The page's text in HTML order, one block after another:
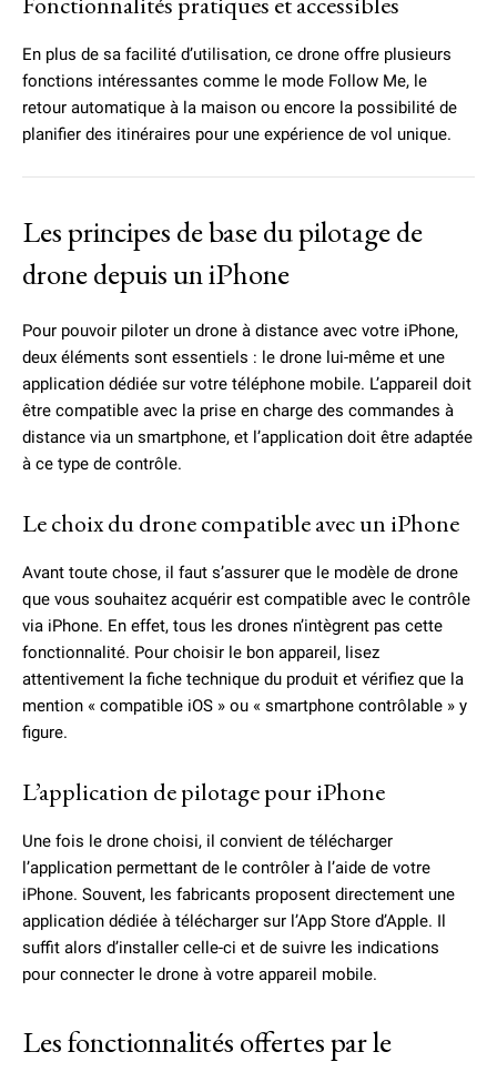
En plus de sa facilité d’utilisation, ce drone offre plusieurs
fonctions intéressantes comme le mode Follow Me, le
retour automatique à la maison ou encore la possibilité de
planifier des itinéraires pour une expérience de vol unique.
Les principes de base du pilotage de
drone depuis un iPhone
Pour pouvoir piloter un drone à distance avec votre iPhone,
deux éléments sont essentiels : le drone lui-même et une
application dédiée sur votre téléphone mobile. L’appareil doit
être compatible avec la prise en charge des commandes à
distance via un smartphone, et l’application doit être adaptée
à ce type de contrôle.
Le choix du drone compatible avec un iPhone
Avant toute chose, il faut s’assurer que le modèle de drone
que vous souhaitez acquérir est compatible avec le contrôle
via iPhone. En effet, tous les drones n’intègrent pas cette
fonctionnalité. Pour choisir le bon appareil, lisez
attentivement la fiche technique du produit et vérifiez que la
mention « compatible iOS » ou « smartphone contrôlable » y
figure.
L’application de pilotage pour iPhone
Une fois le drone choisi, il convient de télécharger
l’application permettant de le contrôler à l’aide de votre
iPhone. Souvent, les fabricants proposent directement une
application dédiée à télécharger sur l’App Store d’Apple. Il
suffit alors d’installer celle-ci et de suivre les indications
pour connecter le drone à votre appareil mobile.
Les fonctionnalités offertes par le